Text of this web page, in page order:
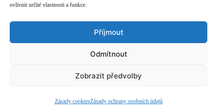
ovlivnit určité vlastnosti a funkce.
Příjmout
Odmítnout
Zobrazit předvolby
Zásady cookiesZásady ochrany osobních údajů
ČASOPIS O JINÉ HUDBĚ | vydává Hudební informační středisko
©2026 HISvoice – design a adminAtelier Dokument